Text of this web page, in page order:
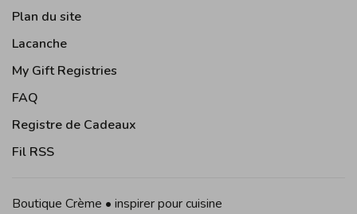
Plan du site
Lacanche
My Gift Registries
FAQ
Registre de Cadeaux
Fil RSS
Boutique Crème • inspirer pour cuisine